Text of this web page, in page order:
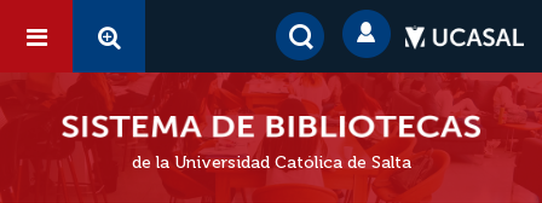
de la Universidad Católica de Salta